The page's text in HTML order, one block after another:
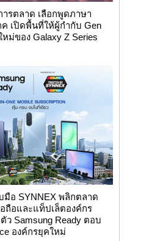
รตลาด เลือกพูดภาษา
เปิดพื้นที่ให้ผู้กำกับ Gen
ม่ของ Galaxy Z Series
มือ SYNNEX พลิกตลาด
ถือและแท็ปเล็ตองค์กร
ว Samsung Ready ตอบ
องค์กรยุคใหม่